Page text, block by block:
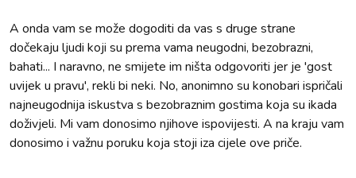
A onda vam se može dogoditi da vas s druge strane
dočekaju ljudi koji su prema vama neugodni, bezobrazni,
bahati... I naravno, ne smijete im ništa odgovoriti jer je 'gost
uvijek u pravu', rekli bi neki. No, anonimno su konobari ispričali
najneugodnija iskustva s bezobraznim gostima koja su ikada
doživjeli. Mi vam donosimo njihove ispovijesti. A na kraju vam
donosimo i važnu poruku koja stoji iza cijele ove priče.